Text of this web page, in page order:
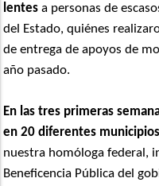
lentes a personas de
del Estado, quiénes
de entrega de apoyos de
año pasado.
En las tres primeras
en 20 diferentes
nuestra homóloga federal,
Beneficencia Pública del